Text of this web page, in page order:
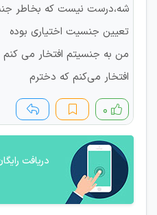
شه،درست نیست که بخاطر
تعیین جنسیت اختیاری بوده
من به جنسیتم افتخار می کنم
افتخار می‌کنم که دخترم
۰
دریافت